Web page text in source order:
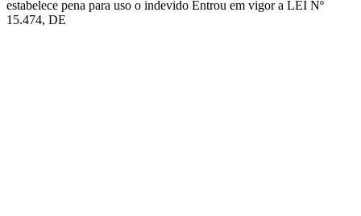
estabelece pena para uso o indevido Entrou em vigor a LEI Nº
15.474, DE